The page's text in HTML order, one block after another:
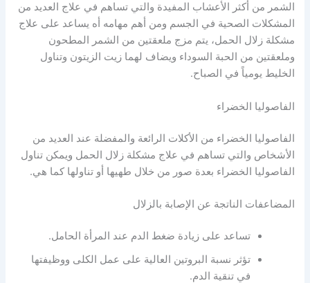
الشمر من أكثر الأعشاب المفيدة والتي تساهم في علاج العديد من
المشكلات الصحية في الجسم ومن أهم مهامه أه يساعد على علاج
مشكلة زلال الحمل، يتم مزج ملعقتين من الشمر المطحون
وملعقتين من الحبة السوداء ويضاف لهما زيت الزيتون وتناول
الخليط يومياً في الصباح.
الفاصوليا الخضراء
الفاصوليا الخضراء من الأكلات الرائعة والمفضلة عند العديد من
الأشخاص والتي تساهم في علاج مشكلة زلال الحمل ويمكن تناول
الفاصوليا الخضراء بعدة صور من خلال طهيها أو تناولها كما هي.
المضاعفات الناتجة عن الإصابة بالزلال
تساعد على زيادة ضغط الدم عند المرأة الحامل.
تؤثر نسبة البروتين العالية على عمل الكلى ووظيفتها
في تنقية الدم.